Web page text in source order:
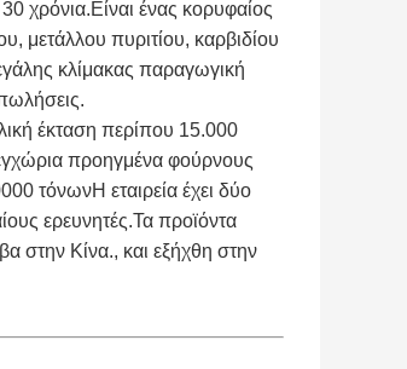
χρόνια.Είναι ένας κορυφαίος
μετάλλου πυριτίου, καρβιδίου
κλίμακας παραγωγική
έκταση περίπου 15.000
προηγμένα φούρνους
τόνωνΗ εταιρεία έχει δύο
ερευνητές.Τα προϊόντα
στην Κίνα., και εξήχθη στην